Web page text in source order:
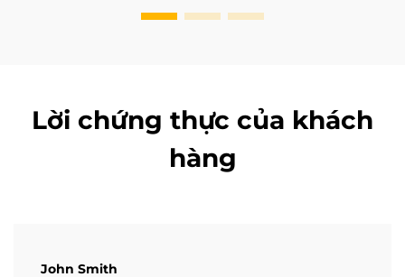
Lời chứng thực của khách
hàng
John Smith